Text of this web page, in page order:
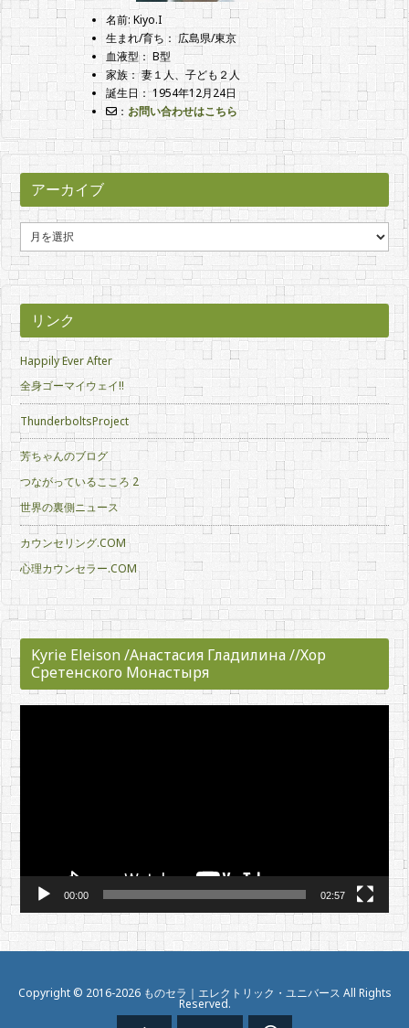
名前: Kiyo.I
生まれ/育ち： 広島県/東京
血液型： B型
家族： 妻１人、子ども２人
誕生日： 1954年12月24日
： お問い合わせはこちら
アーカイブ
ー
カ
イ
リンク
Happily Ever After
全身ゴーマイウェイ!!
ThunderboltsProject
芳ちゃんのブログ
つながっているこころ 2
世界の裏側ニュース
カウンセリング.COM
心理カウンセラー.COM
Kyrie Eleison /Анастасия Гладилина //Хор
Сретенского Монастыря
画
ー
ー
00:00 02:57
Copyright © 2016-2026 ものセラ｜エレクトリック・ユニバース All Rights
Reserved.